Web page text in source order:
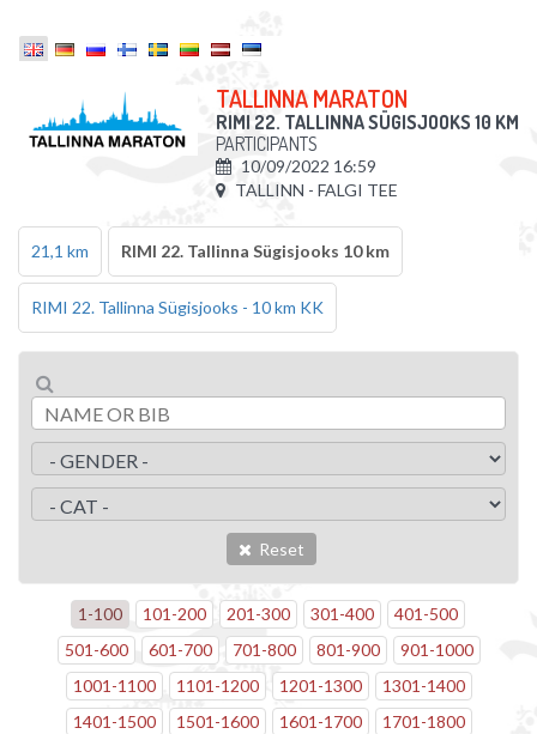
TALLINNA MARATON
RIMI 22. TALLINNA SÜGISJOOKS 10 KM
PARTICIPANTS
10/09/2022 16:59
TALLINN - FALGI TEE
21,1 km RIMI 22. Tallinna Sügisjooks 10 km
RIMI 22. Tallinna Sügisjooks - 10 km KK
Reset
1-100 101-200 201-300 301-400 401-500
501-600 601-700 701-800 801-900 901-1000
1001-1100 1101-1200 1201-1300 1301-1400
1401-1500 1501-1600 1601-1700 1701-1800